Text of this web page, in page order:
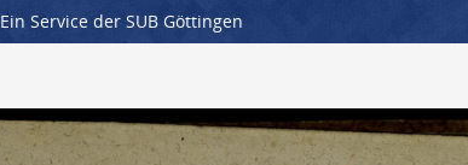
Ein Service der SUB Göttingen